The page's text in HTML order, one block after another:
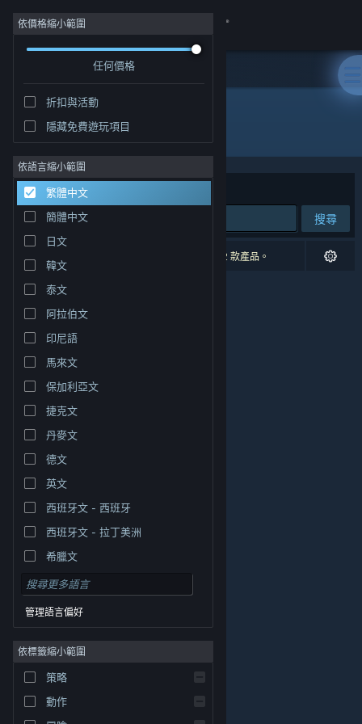
登入
社群
關於
客服
變更語言
取得 Steam 行動應用程式
檢視電腦版網頁
權人在美國與其它國家（地區）之財產。
Cookie
依價格縮小範圍
任何價格
折扣與活動
隱藏免費遊玩項目
依語言縮小範圍
繁體中文
簡體中文
日文
韓文
泰文
阿拉伯文
印尼語
馬來文
保加利亞文
捷克文
丹麥文
德文
英文
西班牙文 - 西班牙
西班牙文 - 拉丁美洲
希臘文
管理語言偏好
依標籤縮小範圍
策略
動作
發行商: LiLy's Revenge
排序依據 相關性
搜尋
0 項相符的搜尋結果。 已根據您的偏好設定排除 2 款產品。